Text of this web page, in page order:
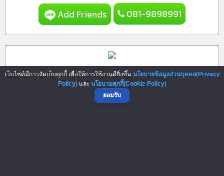
Add Friends 081-9898991
ชาไข่มุกดอทคอม
แฟรนไชส์ ชาไข่มุกดอทคอม (CHAKAIMUK.COM) แฟรนไชส์
เครื่องดื่มสัญชาติไทย ที่พัฒนาขึ้นจากป...
เว็บไซต์มีการจัดเก็บคุกกี้ เพื่อให้การใช้งานดียิ่งขึ้น นโยบายข้อมูลส่วนบุคคล(Privacy
Policy)และ นโยบายคุกกี้(Cookie Policy)
ยอมรับ